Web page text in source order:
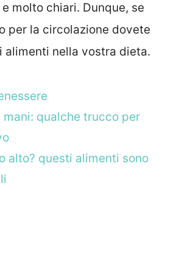
molto chiari. Dunque, se
per la circolazione dovete
alimenti nella vostra dieta.
qualche trucco per
alto? questi alimenti sono